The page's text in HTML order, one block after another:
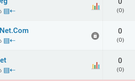
▤⇠ (0)
▤⇠
0
(0)
▤⇠
0
(0)